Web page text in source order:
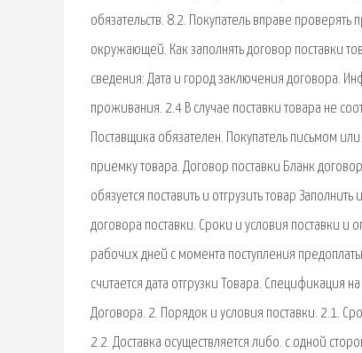
обязательств. 8.2. Покупатель вправе
окружающей. Как заполнять договор поставки
сведения: Дата и город заключения договора.
проживания. 2.4 В случае поставки товара не
Поставщика обязателен. Покупатель письмом
приемку товара. Договор поставки Бланк
обязуется поставить и отгрузить товар
договора поставки. Сроки и условия поставки и
рабочих дней с момента поступления
считается дата отгрузки Товара. Спецификация
Договора. 2. Порядок и условия поставки. 2.1.
2.2. Доставка осуществляется либо. с одной